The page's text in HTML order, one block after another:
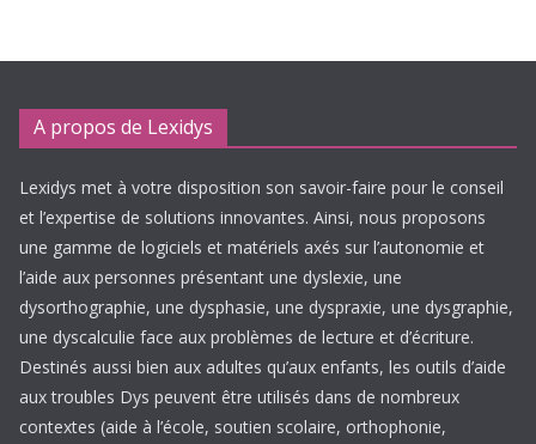
A propos de Lexidys
Lexidys met à votre disposition son savoir-faire pour le conseil
et l’expertise de solutions innovantes. Ainsi, nous proposons
une gamme de logiciels et matériels axés sur l’autonomie et
l’aide aux personnes présentant une dyslexie, une
dysorthographie, une dysphasie, une dyspraxie, une dysgraphie,
une dyscalculie face aux problèmes de lecture et d’écriture.
Destinés aussi bien aux adultes qu’aux enfants, les outils d’aide
aux troubles Dys peuvent être utilisés dans de nombreux
contextes (aide à l’école, soutien scolaire, orthophonie,